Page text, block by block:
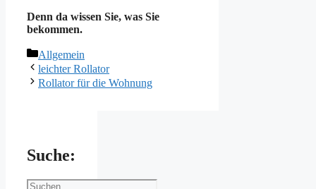
Denn da wissen Sie, was Sie
bekommen.
Kategorien
Allgemein
leichter Rollator
Rollator für die Wohnung
Suche:
Suchen